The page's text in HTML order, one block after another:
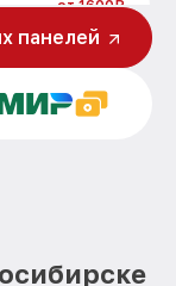
от 1600₽
от 1900₽
панелей